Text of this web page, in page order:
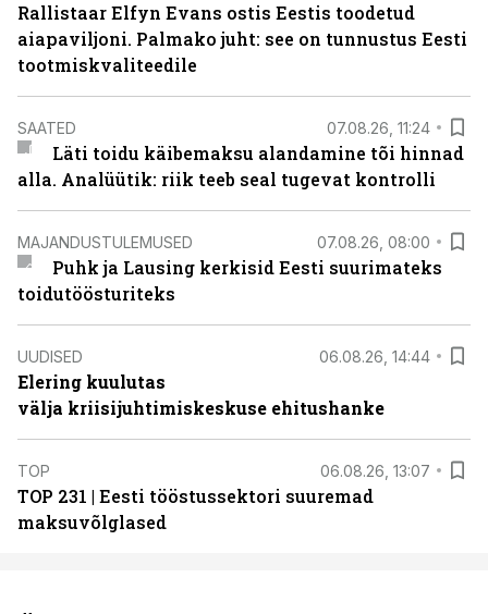
Rallistaar Elfyn Evans ostis Eestis toodetud
aiapaviljoni. Palmako juht: see on tunnustus Eesti
tootmiskvaliteedile
SAATED 07.08.26, 11:24
Läti toidu käibemaksu alandamine tõi hinnad
alla. Analüütik: riik teeb seal tugevat kontrolli
MAJANDUSTULEMUSED 07.08.26, 08:00
Puhk ja Lausing kerkisid Eesti suurimateks
toidutöösturiteks
UUDISED 06.08.26, 14:44
Elering kuulutas
välja kriisijuhtimiskeskuse ehitushanke
TOP 06.08.26, 13:07
TOP 231 | Eesti tööstussektori suuremad
maksuvõlglased